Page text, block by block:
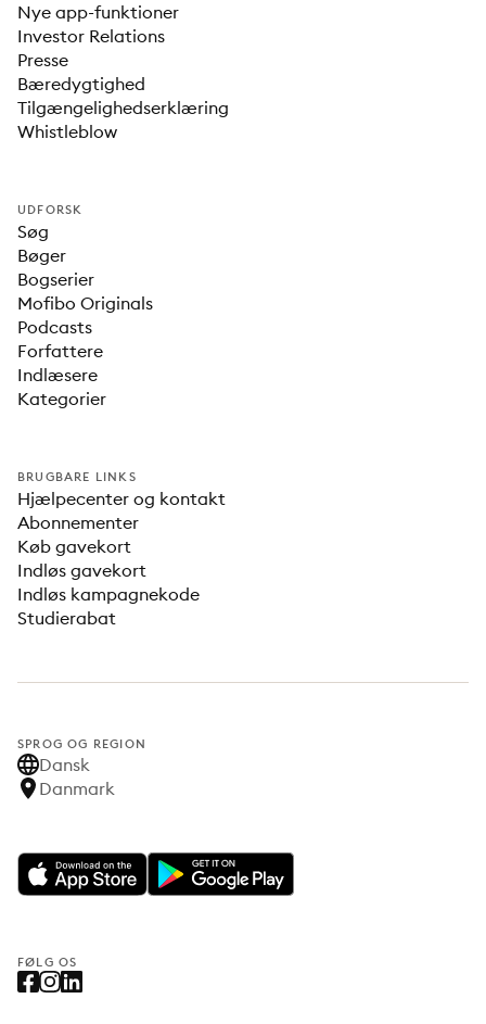
Nye app-funktioner
Investor Relations
Presse
Bæredygtighed
Tilgængelighedserklæring
Whistleblow
UDFORSK
Søg
Bøger
Bogserier
Mofibo Originals
Podcasts
Forfattere
Indlæsere
Kategorier
BRUGBARE LINKS
Hjælpecenter og kontakt
Abonnementer
Køb gavekort
Indløs gavekort
Indløs kampagnekode
Studierabat
SPROG OG REGION
Dansk
Danmark
FØLG OS